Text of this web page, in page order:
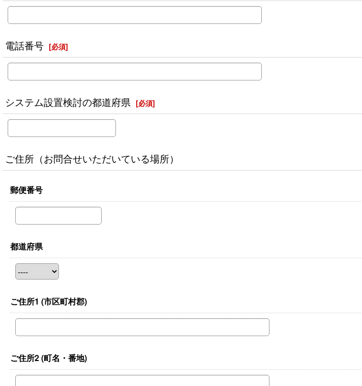
電話番号 [必須]
システム設置検討の都道府県 [必須]
ご住所（お問合せいただいている場所）
郵便番号
都道府県
ご住所1 (市区町村郡)
ご住所2(町名・番地)